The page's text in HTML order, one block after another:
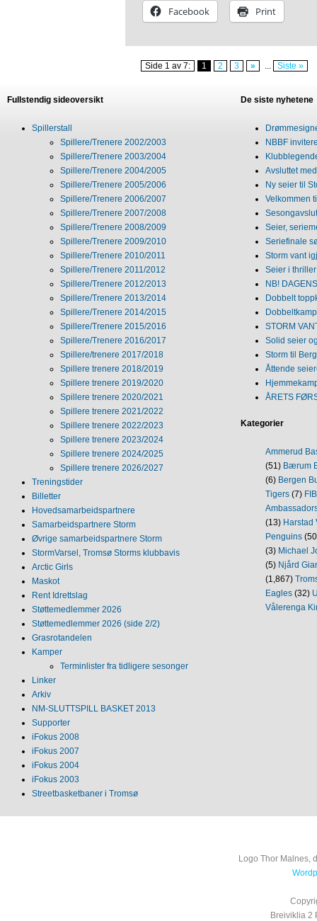
Facebook Print
Side 1 av 7: 1 2 3 » ... Siste »
Fullstendig sideoversikt
Spillerstall
Spillere/Trenere 2002/2003
Spillere/Trenere 2003/2004
Spillere/Trenere 2004/2005
Spillere/Trenere 2005/2006
Spillere/Trenere 2006/2007
Spillere/Trenere 2007/2008
Spillere/Trenere 2008/2009
Spillere/Trenere 2009/2010
Spillere/Trenere 2010/2011
Spillere/Trenere 2011/2012
Spillere/Trenere 2012/2013
Spillere/Trenere 2013/2014
Spillere/Trenere 2014/2015
Spillere/Trenere 2015/2016
Spillere/Trenere 2016/2017
Spillere/trenere 2017/2018
Spillere trenere 2018/2019
Spillere trenere 2019/2020
Spillere trenere 2020/2021
Spillere trenere 2021/2022
Spillere trenere 2022/2023
Spillere trenere 2023/2024
Spillere trenere 2024/2025
Spillere trenere 2026/2027
Treningstider
Billetter
Hovedsamarbeidspartnere
Samarbeidspartnere Storm
Øvrige samarbeidspartnere Storm
StormVarsel, Tromsø Storms klubbavis
Arctic Girls
Maskot
Rent Idrettslag
Støttemedlemmer 2026
Støttemedlemmer 2026 (side 2/2)
Grasrotandelen
Kamper
Terminlister fra tidligere sesonger
Linker
Arkiv
NM‐SLUTTSPILL BASKET 2013
Supporter
iFokus 2008
iFokus 2007
iFokus 2004
iFokus 2003
Streetbasketbaner i Tromsø
De siste nyhetene
NBBF
Avsluttet
Ny seier til
Velkommen
Seier,
Seriefinale
Storm vant
Seier i
NB!
Dobbelt
STORM
Solid seier
Storm til
Åttende
ÅRETS
Kategorier
Ammerud
(51) Bærum
(6) Bergen
Tigers (7)
(13) Harstad
Penguins
(3) Michael
(5) Njård
(1,867)
Eagles (32)
Vålerenga
Logo Thor Malnes,
Breiviklia 2